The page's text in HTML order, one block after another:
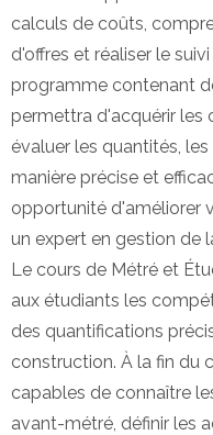
calculs de coûts,
d'offres et réaliser le
programme contenant
permettra d'acquérir les
évaluer les quantités,
manière précise et
opportunité d'améliorer
un expert en gestion de
Le cours de Métré et
aux étudiants les
des quantifications
construction. À la fin du
capables de connaître
avant-métré, définir les